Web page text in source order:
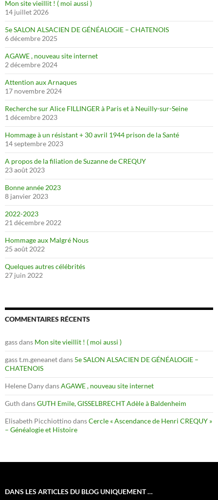
Mon site vieillit ! ( moi aussi )
14 juillet 2026
5e SALON ALSACIEN DE GÉNÉALOGIE – CHATENOIS
6 décembre 2025
AGAWE , nouveau site internet
2 décembre 2024
Attention aux Arnaques
17 novembre 2024
Recherche sur Alice FILLINGER à Paris et à Neuilly-sur-Seine
1 décembre 2023
Hommage à un résistant + 30 avril 1944 prison de la Santé
14 septembre 2023
A propos de la filiation de Suzanne de CREQUY
23 août 2023
Bonne année 2023
8 janvier 2023
2022-2023
21 décembre 2022
Hommage aux Malgré Nous
25 août 2022
Quelques autres célébrités
27 juin 2022
COMMENTAIRES RÉCENTS
gassdans Mon site vieillit ! ( moi aussi )
gass t.m.geneanetdans 5e SALON ALSACIEN DE GÉNÉALOGIE –
CHATENOIS
Helene DanydansAGAWE , nouveau site internet
Guth dansGUTH Emile, GISSELBRECHT Adèle à Baldenheim
Elisabeth PicchiottinodansCercle « Ascendance de Henri CREQUY »
– Généalogie et Histoire
DANS LES ARTICLES DU BLOG UNIQUEMENT …